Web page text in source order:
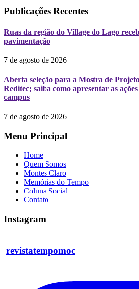
Publicações Recentes
Ruas da região do Village do Lago
pavimentação
7 de agosto de 2026
Aberta seleção para a Mostra de
Reditec; saiba como apresentar as
campus
7 de agosto de 2026
Menu Principal
Home
Quem Somos
Montes Claro
Memórias do Tempo
Coluna Social
Contato
Instagram
revistatempomoc